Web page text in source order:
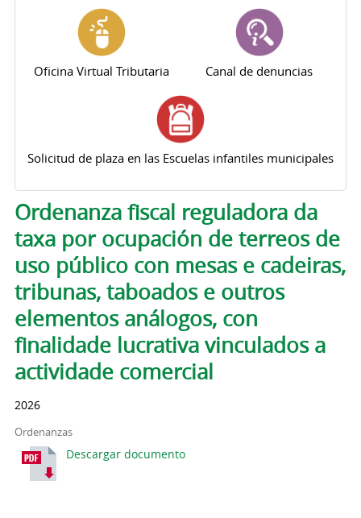
Oficina Virtual Tributaria Canal de denuncias
Solicitud de plaza en las Escuelas infantiles municipales
Solapas principales
Ordenanza fiscal reguladora da
taxa por ocupación de terreos de
uso público con mesas e cadeiras,
tribunas, taboados e outros
elementos análogos, con
finalidade lucrativa vinculados a
actividade comercial
2026
Ordenanzas
Descargar documento